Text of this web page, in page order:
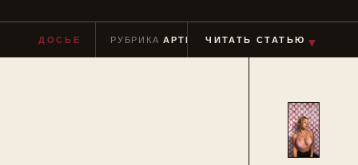
ДОСЬЕ РУБРИКААРТИСТЫ ЧТЕНИЕ≈ 5 МИН
ЧИТАТЬ СТАТЬЮ ▼